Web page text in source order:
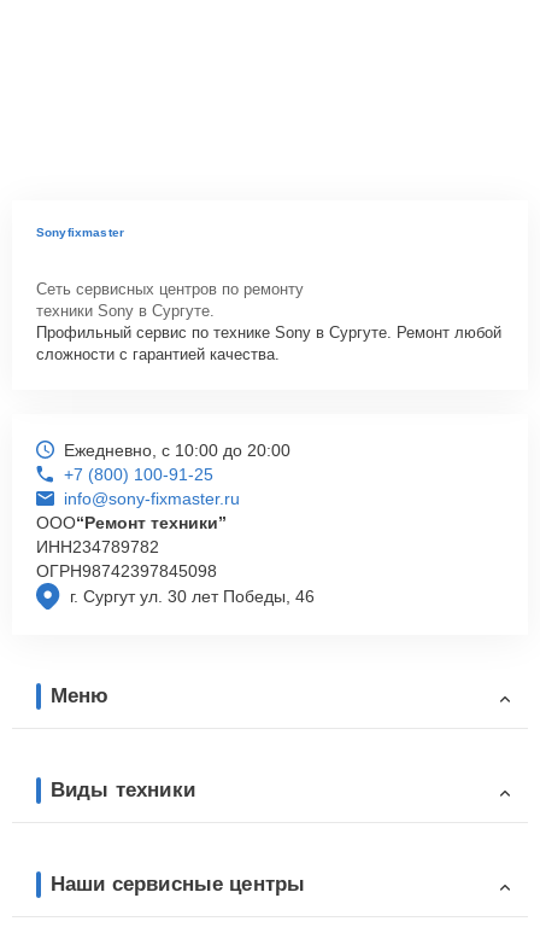
Sonyfixmaster
Сеть сервисных центров по ремонту
техники Sony в Сургуте.
Профильный сервис по технике Sony в Сургуте. Ремонт любой
сложности с гарантией качества.
г. Сургут ул. 30 лет Победы, 46
Ежедневно, с 10:00 до 20:00
+7 (800) 100-91-25
info@sony-fixmaster.ru
ООО“Ремонт техники”
ИНН234789782
ОГРН98742397845098
Меню
Виды техники
Наши сервисные центры